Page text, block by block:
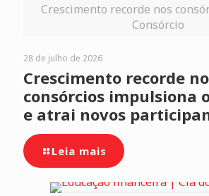
Crescimento recorde nos
Consórcio
28 de julho de 2026
Crescimento recorde
consórcios impulsiona
e atrai novos
Leia mais